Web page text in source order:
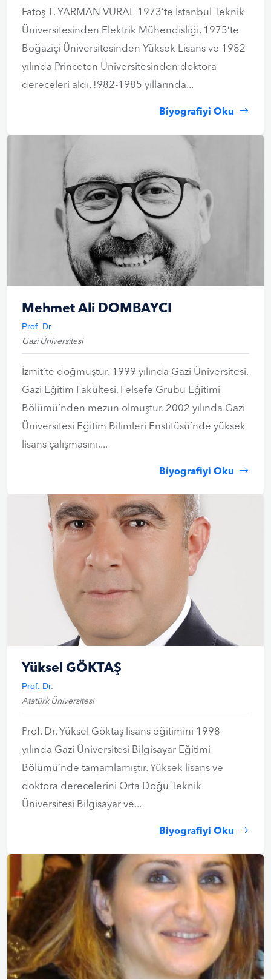
Fatoş T. YARMAN VURAL 1973’te İstanbul Teknik
Üniversitesinden Elektrik Mühendisliği, 1975’te
Boğaziçi Üniversitesinden Yüksek Lisans ve 1982
yılında Princeton Üniversitesinden doktora
dereceleri aldı. !982-1985 yıllarında...
Biyografiyi Oku
Mehmet Ali DOMBAYCI
Prof. Dr.
Gazi Üniversitesi
İzmit’te doğmuştur. 1999 yılında Gazi Üniversitesi,
Gazi Eğitim Fakültesi, Felsefe Grubu Eğitimi
Bölümü’nden mezun olmuştur. 2002 yılında Gazi
Üniversi­tesi Eğitim Bilimleri Enstitüsü’nde yüksek
lisans çalışmasını,...
Biyografiyi Oku
Yüksel GÖKTAŞ
Prof. Dr.
Atatürk Üniversitesi
Prof. Dr. Yüksel Göktaş lisans eğitimini 1998
yılında Gazi Üniversitesi Bilgisayar Eğitimi
Bölümü’nde tamamlamıştır. Yüksek lisans ve
doktora derecelerini Orta Doğu Teknik
Üniversitesi Bilgisayar ve...
Biyografiyi Oku